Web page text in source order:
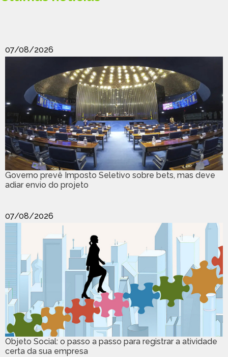
07/08/2026
Governo prevê Imposto Seletivo sobre bets, mas deve
adiar envio do projeto
07/08/2026
Objeto Social: o passo a passo para registrar a atividade
certa da sua empresa